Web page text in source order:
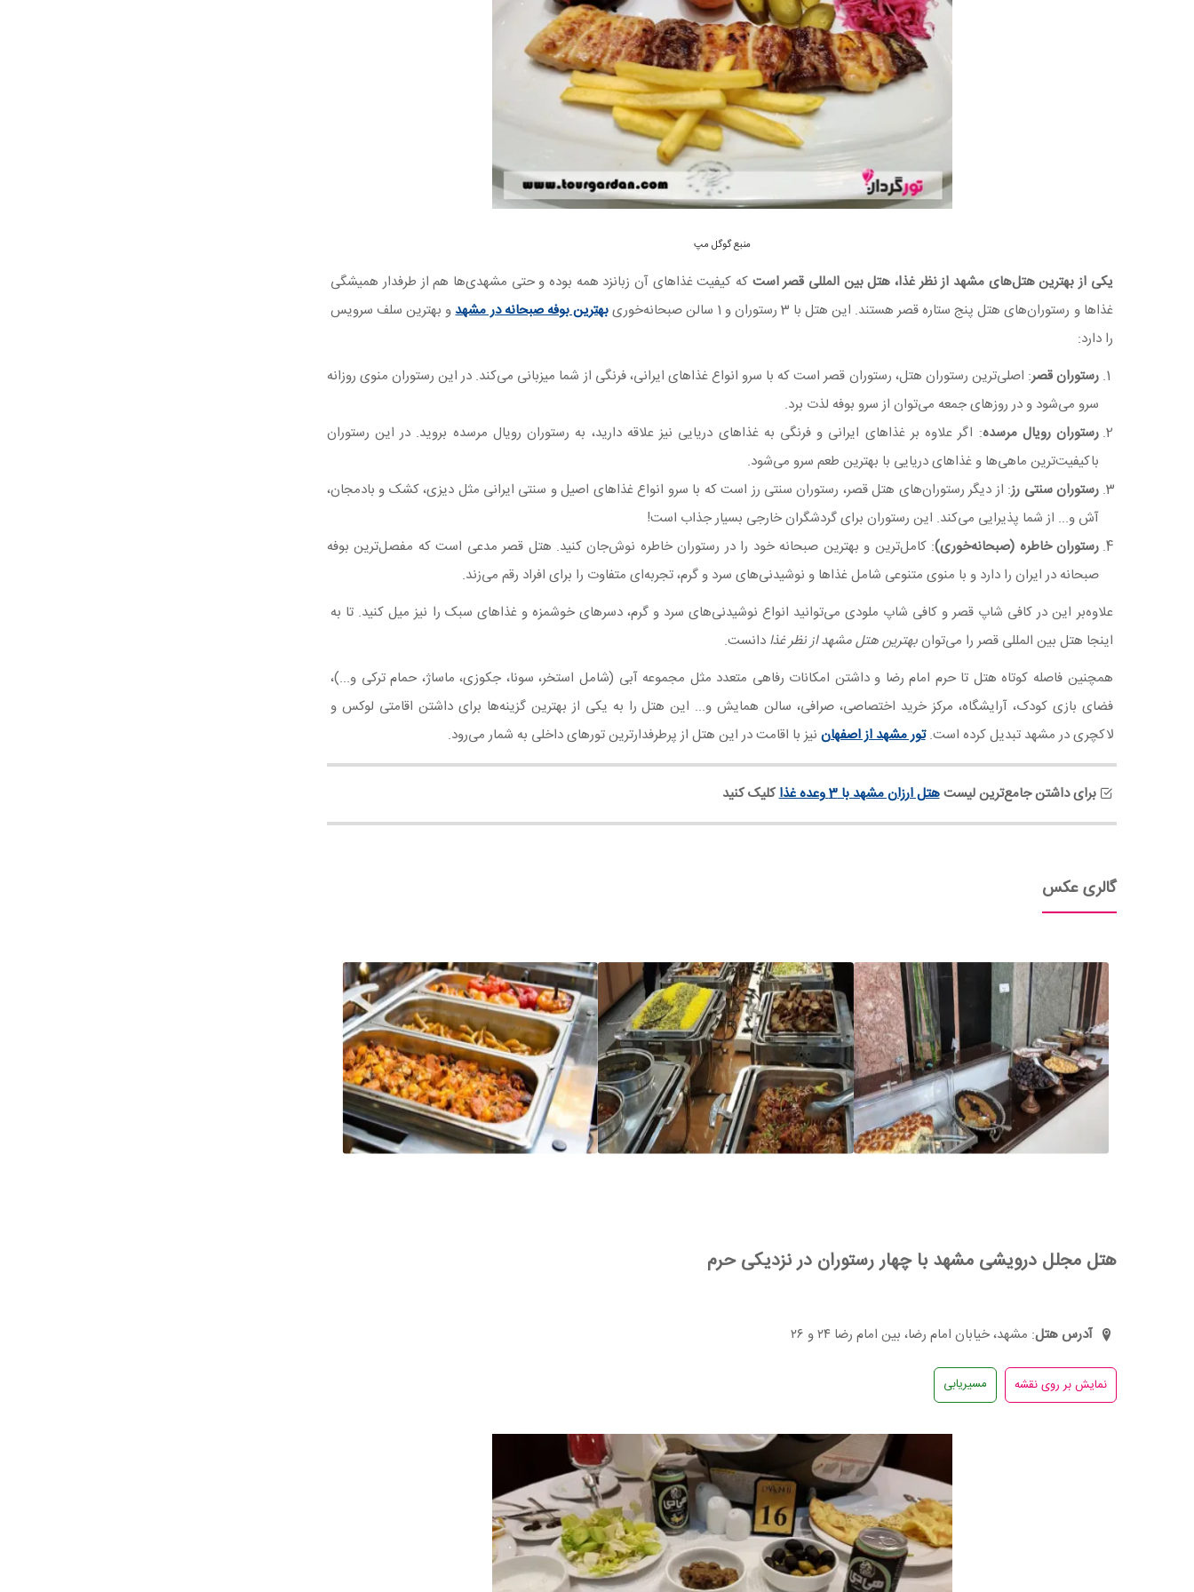
منبع گوگل مپ
یکی از بهترین هتل‌های مشهد از نظر غذا، هتل بین المللی قصر است که کیفیت غذاهای آن زبانزد همه بوده و حتی مشهدی‌ها هم از طرفدار همیشگی
غذاها و رستوران‌های هتل پنج ستاره قصر هستند. این هتل با 3 رستوران و 1 سالن صبحانه‌خوری
بهترین بوفه صبحانه در مشهدو بهترین سلف سرویس
را دارد:
رستوران قصر: اصلی‌ترین رستوران هتل، رستوران قصر است که با سرو انواع غذاهای ایرانی، فرنگی از شما میزبانی می‌کند. در این رستوران منوی روزانه
سرو می‌شود و در روزهای جمعه می‌توان از سرو بوفه لذت برد.
رستوران رویال مرسده: اگر علاوه بر غذاهای ایرانی و فرنگی به غذاهای دریایی نیز علاقه دارید، به رستوران رویال مرسده بروید. در این رستوران
باکیفیت‌ترین ماهی‌ها و غذاهای دریایی با بهترین طعم سرو می‌شود.
رستوران سنتی رز: از دیگر رستوران‌های هتل قصر، رستوران سنتی رز است که با سرو انواع غذاهای اصیل و سنتی ایرانی مثل دیزی، کشک و بادمجان،
آش و... از شما پذیرایی می‌کند. این رستوران برای گردشگران خارجی بسیار جذاب است!
رستوران خاطره (صبحانه‌خوری): کامل‌ترین و بهترین صبحانه خود را در رستوران خاطره نوش‌جان کنید. هتل قصر مدعی است که مفصل‌ترین بوفه
صبحانه در ایران را دارد و با منوی متنوعی شامل غذاها و نوشیدنی‌های سرد و گرم، تجربه‌ای متفاوت را برای افراد رقم می‌زند.
علاوه‌بر این در کافی شاپ قصر و کافی شاپ ملودی می‌توانید انواع نوشیدنی‌های سرد و گرم، دسرهای خوشمزه و غذاهای سبک را نیز میل کنید. تا به
اینجا هتل بین المللی قصر را می‌توانبهترین هتل مشهد از نظر غذا دانست.
همچنین فاصله کوتاه هتل تا حرم امام رضا و داشتن امکانات رفاهی متعدد مثل مجموعه آبی (شامل استخر، سونا، جکوزی، ماساژ، حمام ترکی و...)،
فضای بازی کودک، آرایشگاه، مرکز خرید اختصاصی، صرافی، سالن همایش و... این هتل را به یکی از بهترین گزینه‌ها برای داشتن اقامتی لوکس و
لاکچری در مشهد تبدیل کرده است. تور مشهد از اصفهان نیز با اقامت در این هتل از پرطرفدارترین تورهای داخلی به شمار می‌رود.
برای داشتن جامع‌ترین لیستهتل‌ ارزان مشهد با 3 وعده غذا کلیک کنید
گالری عکس
هتل مجلل درویشی مشهد با چهار رستوران در نزدیکی حرم
آدرس هتل: مشهد، خیابان امام رضا، بین امام رضا ۲۴ و ۲۶
مسیریابی